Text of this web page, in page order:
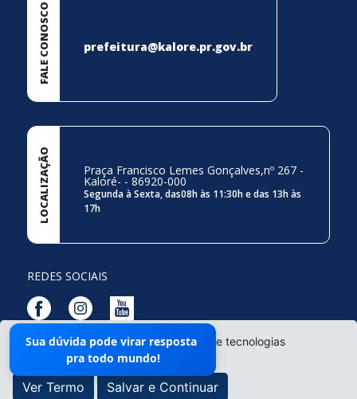
O site da Prefeitura não utiliza cookies e tecnologias
semelhantes.
Ver Termo Salvar e Continuar
FALE CONOSCO prefeitura@kalore.pr.gov.br
LOCALIZAÇÃO Praça Francisco Lemes Gonçalves,nº 267 -
Kaloré- - 86920-000
Segunda à Sexta, das08h às 11:30h e das 13h às
17h
REDES SOCIAIS
Mapa do Site
Prefeitura Municipal de Kaloré - Todos os direitos reservados ©
Sua dúvida pode virar resposta
pra todo mundo!